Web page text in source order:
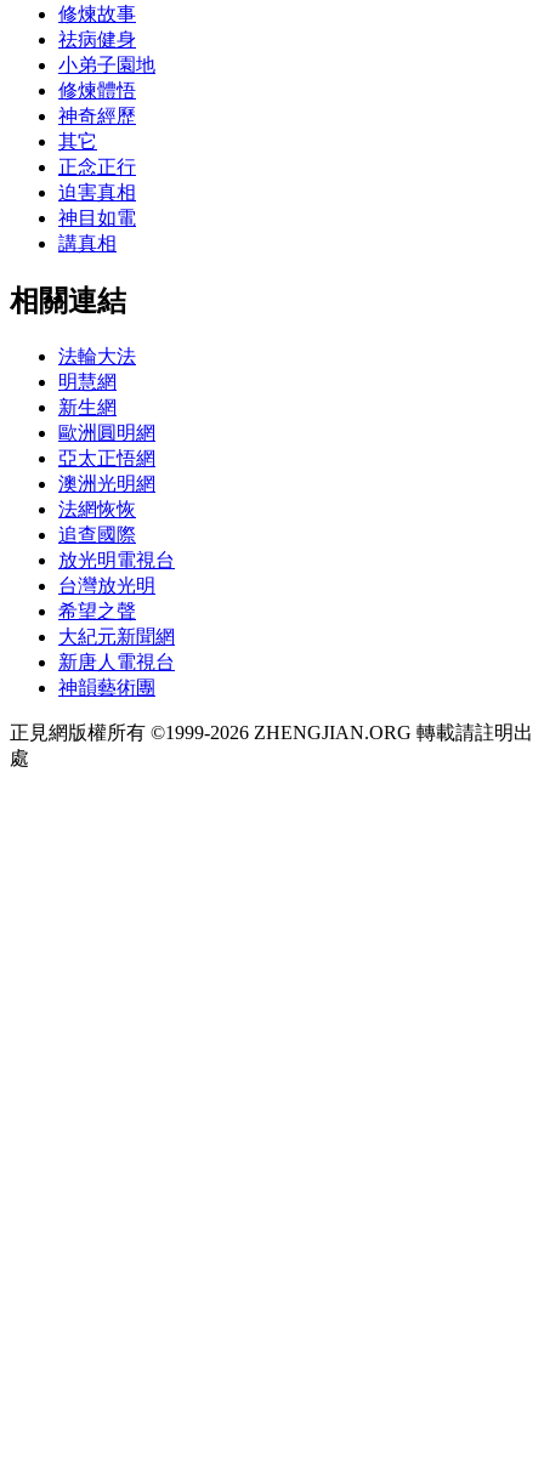
修煉故事
祛病健身
小弟子園地
修煉體悟
神奇經歷
其它
正念正行
迫害真相
神目如電
講真相
相關連結
法輪大法
明慧網
新生網
歐洲圓明網
亞太正悟網
澳洲光明網
法網恢恢
追查國際
放光明電視台
台灣放光明
希望之聲
大紀元新聞網
新唐人電視台
神韻藝術團
正見網版權所有 ©1999-2026 ZHENGJIAN.ORG 轉載請註明出
處